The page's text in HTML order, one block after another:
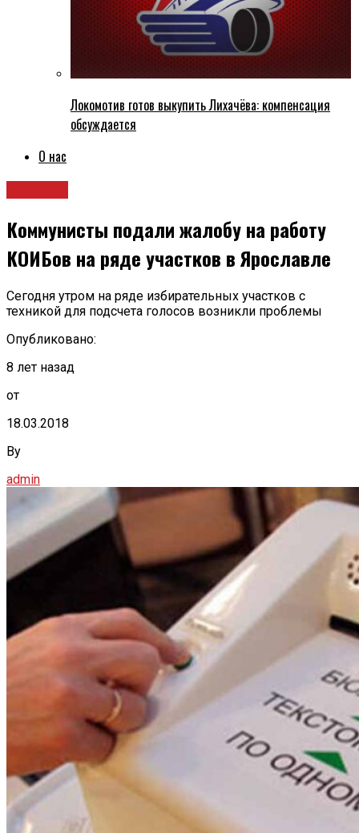
Локомотив готов выкупить Лихачёва: компенсация
обсуждается
О нас
Коммунисты подали жалобу на работу
КОИБов на ряде участков в Ярославле
Сегодня утром на ряде избирательных участков с
техникой для подсчета голосов возникли проблемы
Опубликовано:
8 лет назад
от
18.03.2018
By
admin